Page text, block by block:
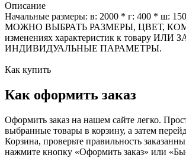
Описание
Начальные размеры: в: 2000 * г: 400 * ш:
МОЖНО ВЫБРАТЬ РАЗМЕРЫ, ЦВЕТ,
изменениях характеристик к товару ИЛИ
ИНДИВИДУАЛЬНЫЕ ПАРАМЕТРЫ.
Как купить
Как оформить заказ
Оформить заказ на нашем сайте легко.
выбранные товары в корзину, а затем
Корзина, проверьте правильность
нажмите кнопку «Оформить заказ» или